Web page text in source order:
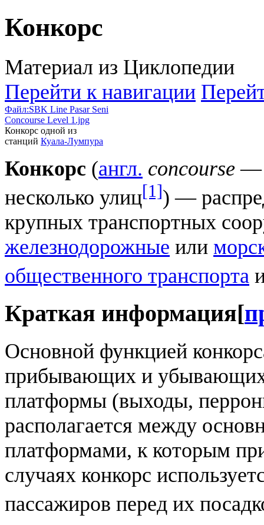
Конкорс
Материал из Циклопедии
Перейти к навигации
Файл:SBK Line Pasar Seni
Concourse Level 1.jpg
Конкорс одной из
станций Куала-Лумпура
Конкорс (англ. concourse —
несколько улиц[1]) —
крупных транспортных
железнодорожные или
общественного транспорта
Краткая информация[
Основной функцией
прибывающих и убывающих
платформы (выходы,
располагается между
платформами, к которым
случаях конкорс
пассажиров перед их